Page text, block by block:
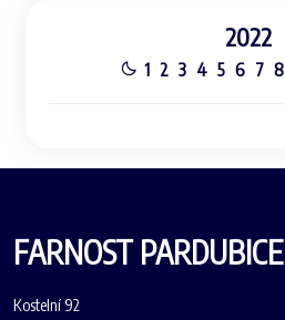
2022
1 2 3 4 5 6 7 8
FARNOST PARDUBICE
Kostelní 92